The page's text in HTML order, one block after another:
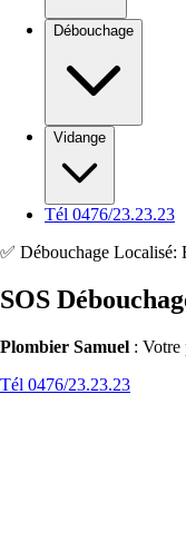
Débouchage
Vidange
Tél 0476/23.23.23
✅ Débouchage
SOS
Plombier Samuel : Votre
Tél 0476/23.23.23